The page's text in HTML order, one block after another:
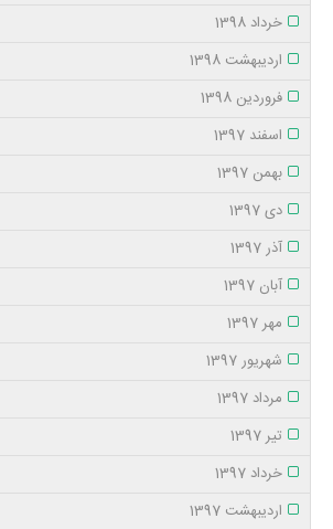
خرداد 1398
اردیبهشت 1398
فروردین 1398
اسفند 1397
بهمن 1397
دی 1397
آذر 1397
آبان 1397
مهر 1397
شهریور 1397
مرداد 1397
تیر 1397
خرداد 1397
اردیبهشت 1397